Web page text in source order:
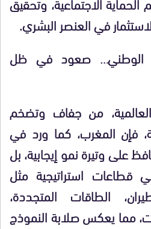
في العنصر البشري.
الوطني… صعود في ظل
من جفاف وتضخم
فإن المغرب، كما ورد في
على وتيرة نمو إيجابية، بل
قطاعات استراتيجية مثل
الطاقات المتجددة،
مما يعكس صلابة النموذج